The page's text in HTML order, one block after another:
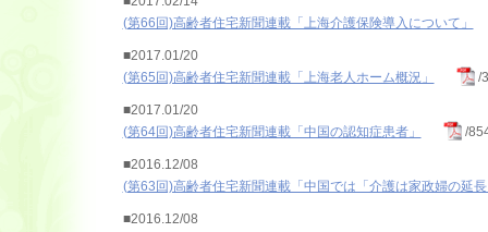
(第66回)高齢者住宅新聞連載「上海介護保険導入について」
■2017.01/20
(第65回)高齢者住宅新聞連載「上海老人ホーム概況」
/
■2017.01/20
(第64回)高齢者住宅新聞連載「中国の認知症患者」
/
■2016.12/08
(第63回)高齢者住宅新聞連載「中国では「介護は家政婦の延
■2016.12/08